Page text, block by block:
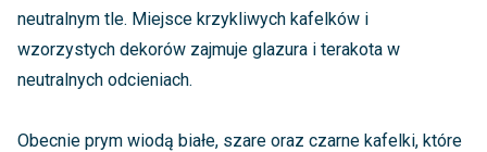
neutralnym tle. Miejsce krzykliwych kafelków i
wzorzystych dekorów zajmuje glazura i terakota w
neutralnych odcieniach.
Obecnie prym wiodą białe, szare oraz czarne kafelki, które